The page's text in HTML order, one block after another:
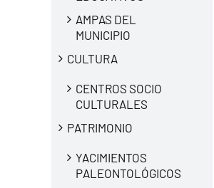
AMPAS DEL
MUNICIPIO
CULTURA
CENTROS SOCIO
CULTURALES
PATRIMONIO
YACIMIENTOS
PALEONTOLÓGICOS